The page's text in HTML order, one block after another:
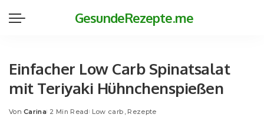
GesundeRezepte.me
Einfacher Low Carb Spinatsalat
mit Teriyaki Hühnchenspießen
Posted
Von Carina 2 Min Read Low carb Rezepte